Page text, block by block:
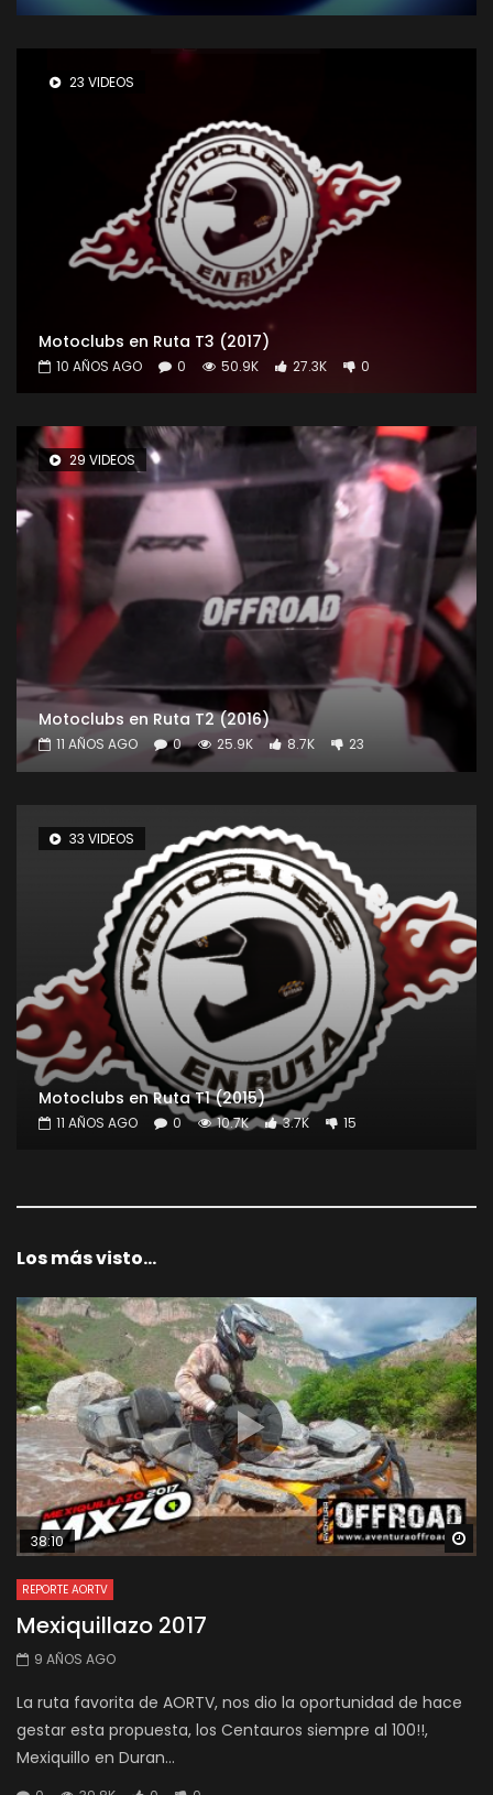
23 VIDEOS
Motoclubs en Ruta T3 (2017)
10 AÑOS AGO 0 50.9K 27.3K 0
29 VIDEOS
Motoclubs en Ruta T2 (2016)
11 AÑOS AGO 0 25.9K 8.7K 23
33 VIDEOS
Motoclubs en Ruta T1 (2015)
11 AÑOS AGO 0 10.7K 3.7K 15
Los más visto...
38:10
REPORTE AORTV
Mexiquillazo 2017
9 AÑOS AGO
La ruta favorita de AORTV, nos dio la oportunidad de hace
gestar esta propuesta, los Centauros siempre al 100!!,
Mexiquillo en Duran...